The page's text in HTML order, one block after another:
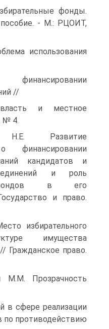
фонды.
пособие. - М.: РЦОИТ,
использования
//
власть и местное
№ 4.
Развитие
финансировании
кандидатов и
и роль
фондов в его
и право.
избирательного
имущества
Гражданское право.
М.М. Прозрачность
в сфере реализации
по противодействию